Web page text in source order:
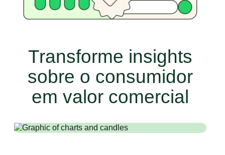
Transforme insights
sobre o consumidor
em valor comercial